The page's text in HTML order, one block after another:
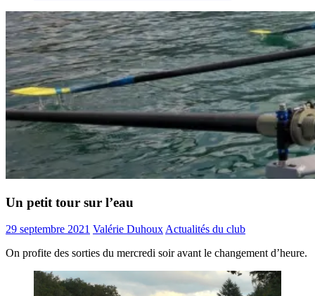
Un petit tour sur l’eau
29 septembre 2021 Valérie DuhouxActualités du club
On profite des sorties du mercredi soir avant le changement d’heure.